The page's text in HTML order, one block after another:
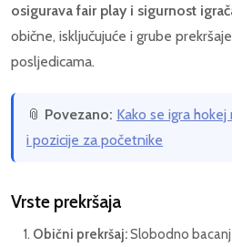
osigurava fair play i sigurnost
obične, isključujuće i grube
posljedicama.
📎 Povezano: Kako se igra
i pozicije za početnike
Vrste prekršaja
Obični prekršaj:Slobodno